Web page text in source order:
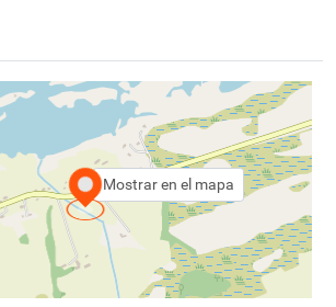
Mostrar en el mapa